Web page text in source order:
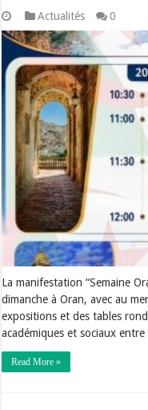
Actualités 0
La manifestation “Semaine
dimanche à Oran, avec au
expositions et des tables
académiques et sociaux entre
Read More »